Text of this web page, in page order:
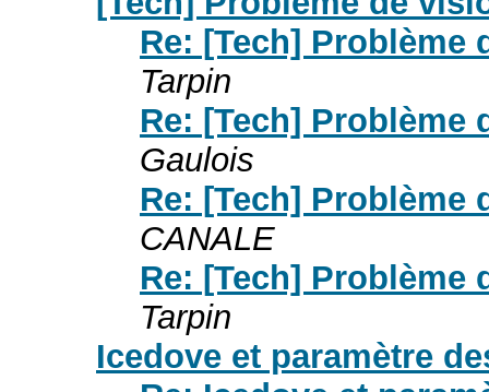
Re: [Tech] Problème
Tarpin
Re: [Tech] Problème
Gaulois
Re: [Tech] Problème
CANALE
Re: [Tech] Problème
Tarpin
Icedove et paramètre